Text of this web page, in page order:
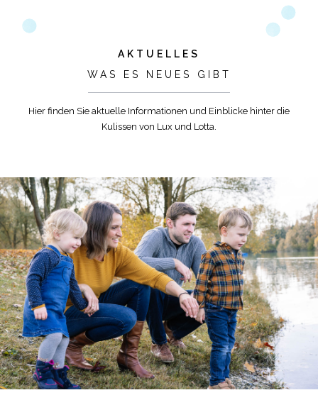
AKTUELLES
WAS ES NEUES GIBT
Hier finden Sie aktuelle Informationen und Einblicke hinter die
Kulissen von Lux und Lotta.